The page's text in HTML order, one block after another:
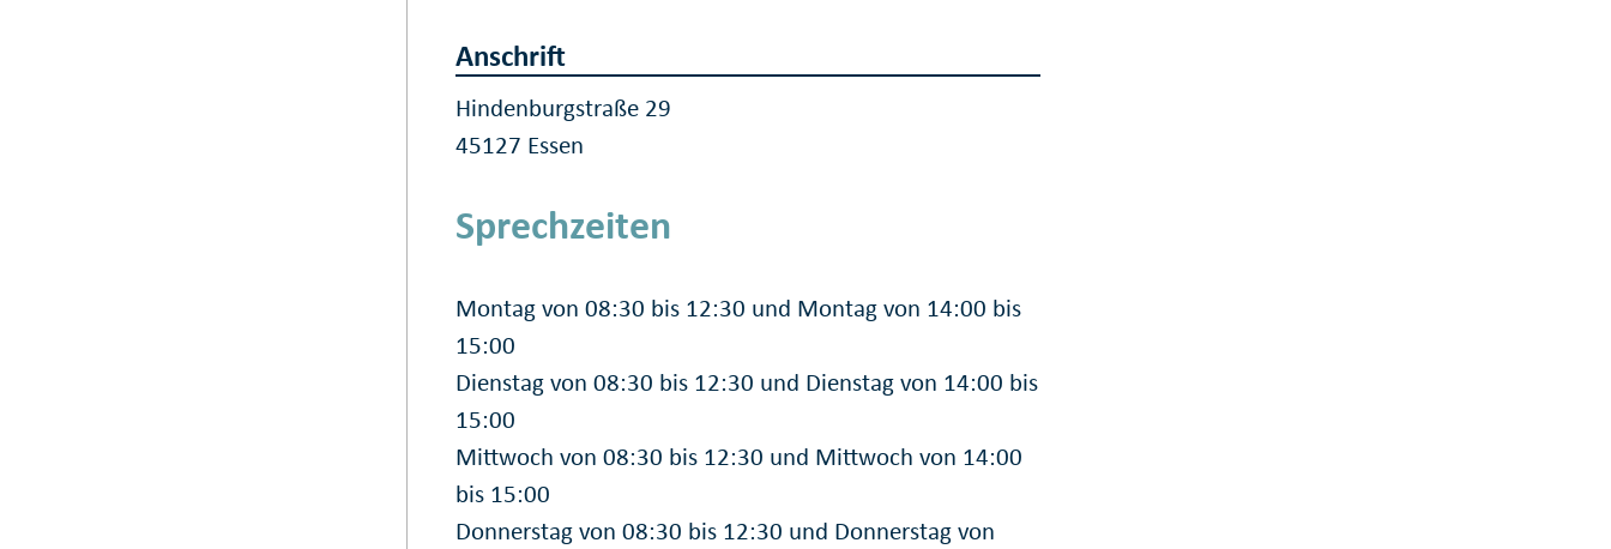
Anschrift
Hindenburgstraße 29
45127 Essen
Sprechzeiten
Montag von 08:30 bis 12:30 und Montag von 14:00 bis
15:00
Dienstag von 08:30 bis 12:30 und Dienstag von 14:00 bis
15:00
Mittwoch von 08:30 bis 12:30 und Mittwoch von 14:00
bis 15:00
Donnerstag von 08:30 bis 12:30 und Donnerstag von